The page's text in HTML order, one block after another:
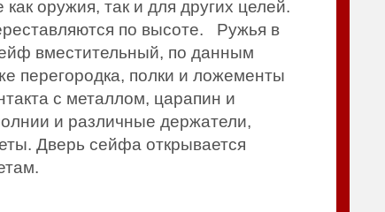
оружия, так и для других целей.
по высоте. Ружья в
вместительный, по данным
перегородка, полки и ложементы
с металлом, царапин и
и различные держатели,
Дверь сейфа открывается